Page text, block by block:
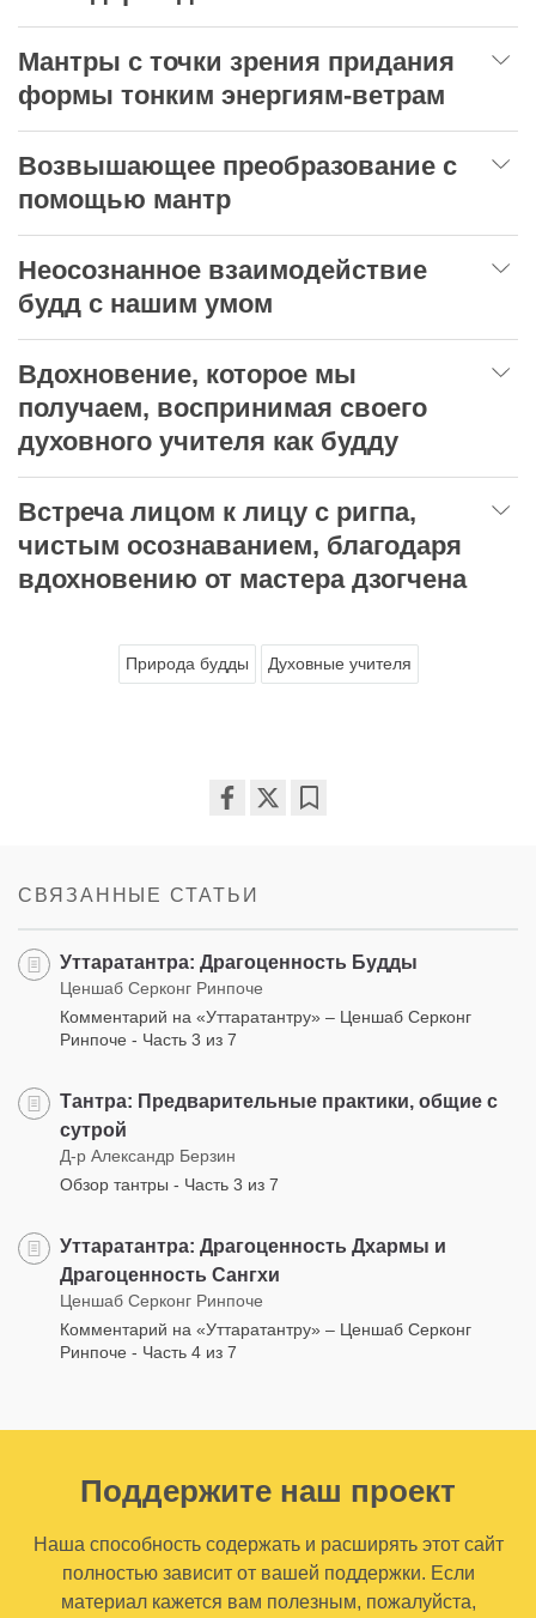
Мантры с точки зрения придания
формы тонким энергиям-ветрам
Возвышающее преобразование с
помощью мантр
Неосознанное взаимодействие
будд с нашим умом
Вдохновение, которое мы
получаем, воспринимая своего
духовного учителя как будду
Встреча лицом к лицу с ригпа,
чистым осознаванием, благодаря
вдохновению от мастера дзогчена
Природа будды Духовные учителя
СВЯЗАННЫЕ СТАТЬИ
Уттаратантра: Драгоценность Будды
Ценшаб Серконг Ринпоче
Комментарий на «Уттаратантру» – Ценшаб Серконг
Ринпоче - Часть 3 из 7
Тантра: Предварительные практики, общие с
сутрой
Д-р Александр Берзин
Обзор тантры - Часть 3 из 7
Уттаратантра: Драгоценность Дхармы и
Драгоценность Сангхи
Ценшаб Серконг Ринпоче
Комментарий на «Уттаратантру» – Ценшаб Серконг
Ринпоче - Часть 4 из 7
Поддержите наш проект
Наша способность содержать и расширять этот сайт
полностью зависит от вашей поддержки. Если
материал кажется вам полезным, пожалуйста,